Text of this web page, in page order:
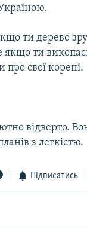
ти дерево
якщо ти
про свої корені.
відверто.
з легкістю.
Підписатись